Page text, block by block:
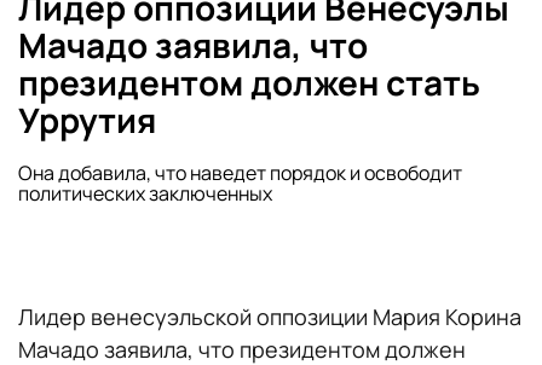
Мачадо заявила, что
президентом должен стать
Уррутия
Она добавила, что наведет порядок и освободит
политических заключенных
Лидер венесуэльской оппозиции Мария Корина
Мачадо заявила, что президентом должен